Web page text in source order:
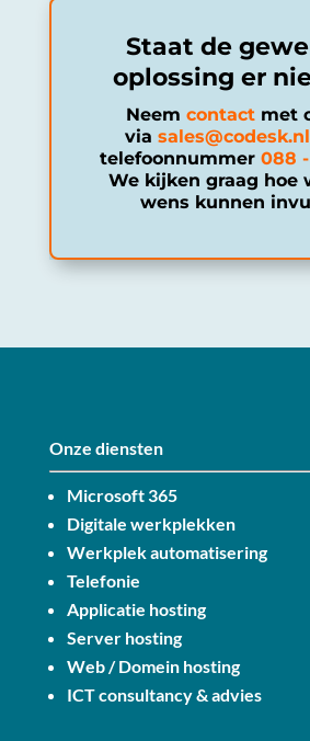
Staat de
oplossing er
Neem contactmet
via sales@codesk.nl
telefoonnummer088 -
We kijken graag hoe
wens kunnen
Onze diensten
Microsoft 365
Digitale werkplekken
Werkplek automatisering
Telefonie
Applicatie hosting
Server hosting
Web / Domein hosting
ICT consultancy & advies